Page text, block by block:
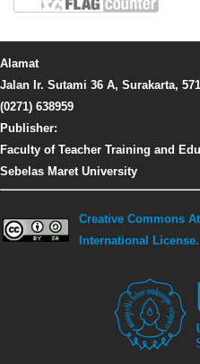
Alamat
Jalan Ir. Sutami 36 A, Surakarta,
(0271) 638959
Publisher:
Faculty of Teacher Training and
Sebelas Maret University
Creative Commons
International License.